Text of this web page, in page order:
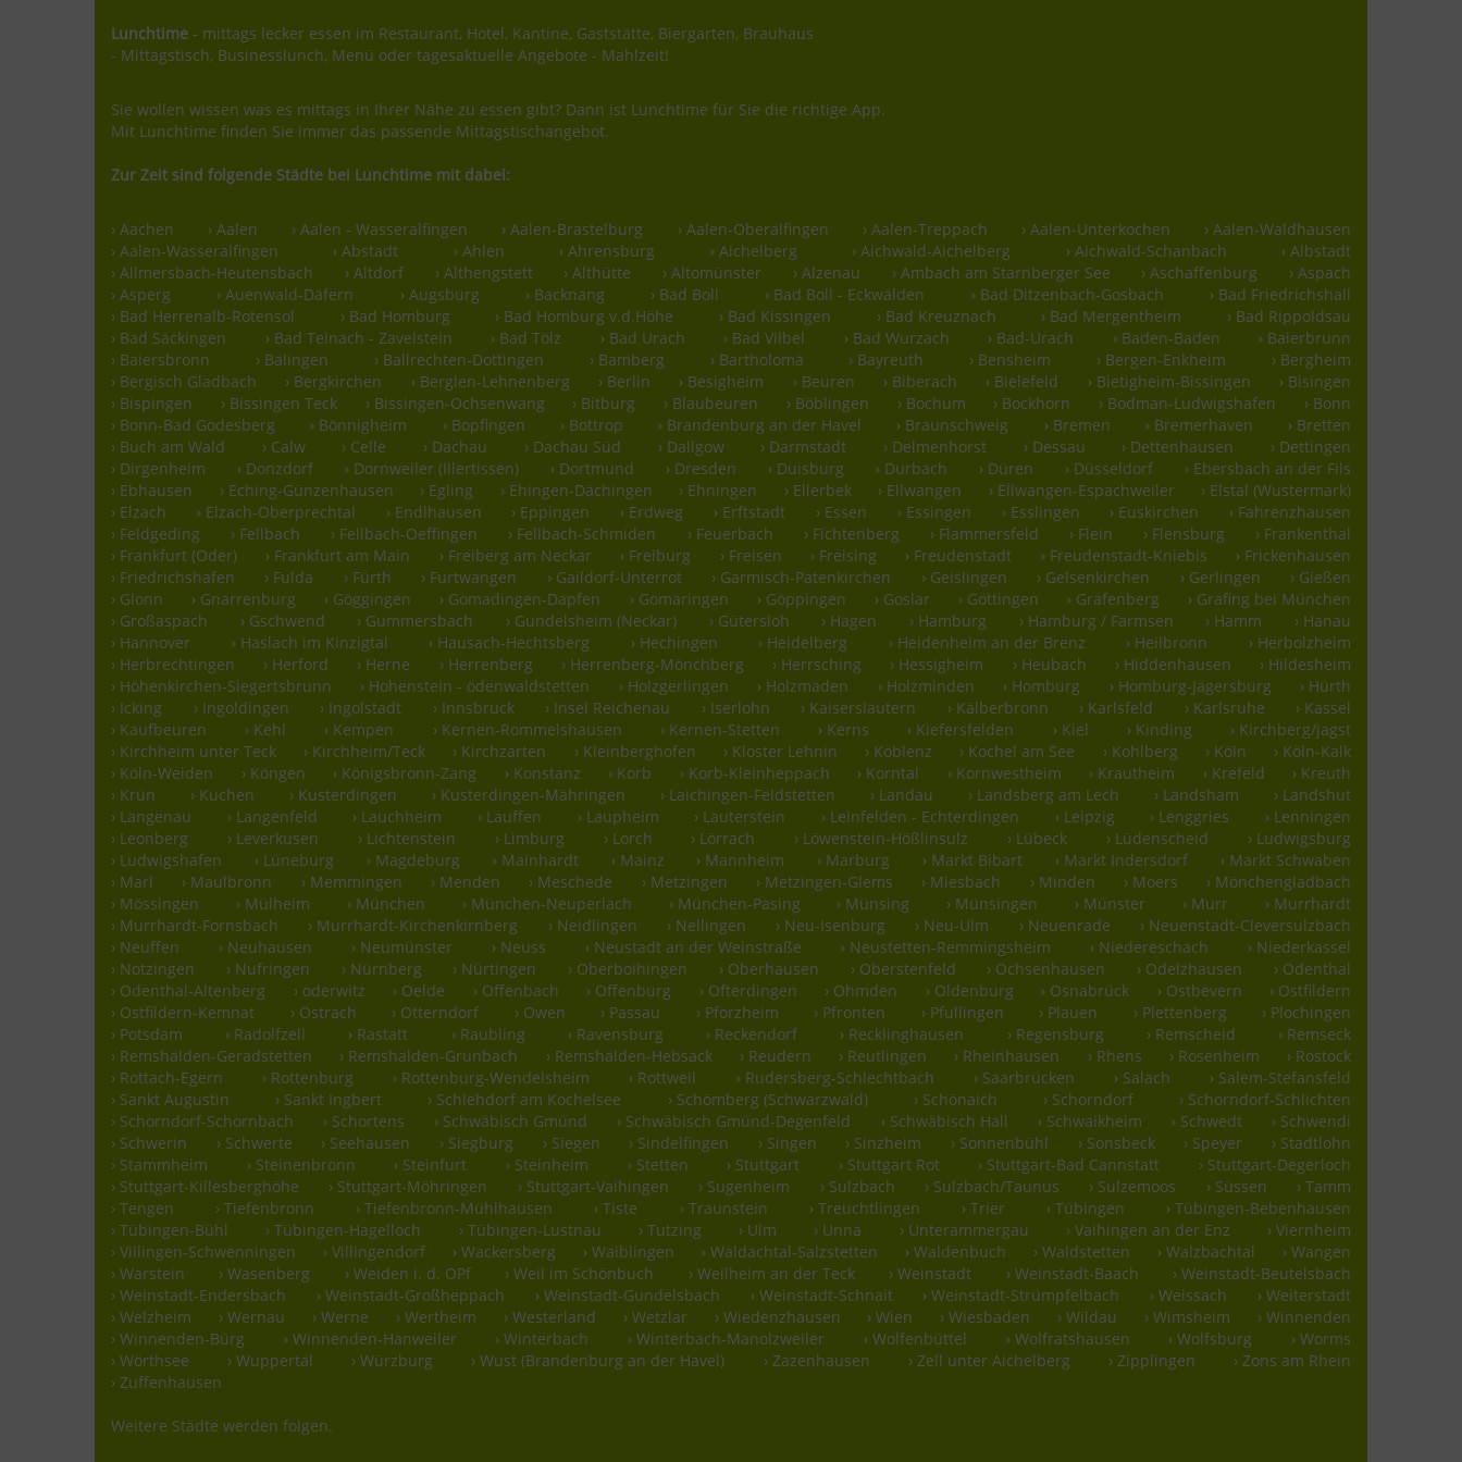
Lunchtime - mittags lecker essen im Restaurant, Hotel, Kantine, Gaststätte, Biergarten, Brauhaus
- Mittagstisch, Businesslunch, Menü oder tagesaktuelle Angebote - Mahlzeit!
Sie wollen wissen was es mittags in Ihrer Nähe zu essen gibt? Dann ist Lunchtime für Sie die richtige App.
Mit Lunchtime finden Sie immer das passende Mittagstischangebot.
Zur Zeit sind folgende Städte bei Lunchtime mit dabei:
› Aachen › Aalen › Aalen - Wasseralfingen › Aalen-Brastelburg › Aalen-Oberalfingen › Aalen-Treppach › Aalen-Unterkochen
› Aalen-Waldhausen
› Aalen-Wasseralfingen
› Abstadt › Ahlen › Ahrensburg › Aichelberg › Aichwald-Aichelberg › Aichwald-Schanbach
› Albstadt
› Allmersbach-Heutensbach
› Altdorf › Althengstett › Althütte › Altomünster › Alzenau › Ambach am Starnberger See › Aschaffenburg
› Aspach
› Asperg
› Auenwald-Däfern › Augsburg › Backnang › Bad Boll › Bad Boll - Eckwälden › Bad Ditzenbach-Gosbach
› Bad Friedrichshall
› Bad Herrenalb-Rotensol
› Bad Homburg › Bad Homburg v.d.Höhe › Bad Kissingen › Bad Kreuznach › Bad Mergentheim
› Bad Rippoldsau
› Bad Säckingen
› Bad Teinach - Zavelstein › Bad Tölz › Bad Urach › Bad Vilbel › Bad Wurzach › Bad-Urach › Baden-Baden
› Baierbrunn
› Baiersbronn
› Balingen › Ballrechten-Dottingen › Bamberg › Bartholomä › Bayreuth › Bensheim › Bergen-Enkheim
› Bergheim
› Bergisch Gladbach
› Bergkirchen › Berglen-Lehnenberg › Berlin › Besigheim › Beuren › Biberach › Bielefeld › Bietigheim-Bissingen
› Bisingen
› Bispingen
› Bissingen Teck › Bissingen-Ochsenwang › Bitburg › Blaubeuren › Böblingen › Bochum › Bockhorn › Bodman-Ludwigshafen
› Bonn
› Bonn-Bad Godesberg
› Bönnigheim › Bopfingen › Bottrop › Brandenburg an der Havel › Braunschweig › Bremen › Bremerhaven
› Bretten
› Buch am Wald
› Calw › Celle › Dachau › Dachau Süd › Dallgow › Darmstadt › Delmenhorst › Dessau › Dettenhausen
› Dettingen
› Dirgenheim
› Donzdorf › Dornweiler (Illertissen) › Dortmund › Dresden › Duisburg › Durbach › Düren › Düsseldorf
› Ebersbach an der Fils
› Ebhausen
› Eching-Günzenhausen › Egling › Ehingen-Dächingen › Ehningen › Ellerbek › Ellwangen › Ellwangen-Espachweiler
› Elstal (Wustermark)
› Elzach
› Elzach-Oberprechtal › Endlhausen › Eppingen › Erdweg › Erftstadt › Essen › Essingen › Esslingen › Euskirchen
› Fahrenzhausen
› Feldgeding
› Fellbach › Fellbach-Oeffingen › Fellbach-Schmiden › Feuerbach › Fichtenberg › Flammersfeld › Flein › Flensburg
› Frankenthal
› Frankfurt (Oder)
› Frankfurt am Main › Freiberg am Neckar › Freiburg › Freisen › Freising › Freudenstadt › Freudenstadt-Kniebis
› Frickenhausen
› Friedrichshafen
› Fulda › Fürth › Furtwangen › Gaildorf-Unterrot › Garmisch-Patenkirchen › Geislingen › Gelsenkirchen › Gerlingen
› Gießen
› Glonn
› Gnarrenburg › Göggingen › Gomadingen-Dapfen › Gomaringen › Göppingen › Goslar › Göttingen › Grafenberg
› Grafing bei München
› Großaspach
› Gschwend › Gummersbach › Gundelsheim (Neckar) › Gütersloh › Hagen › Hamburg › Hamburg / Farmsen › Hamm
› Hanau
› Hannover
› Haslach im Kinzigtal › Hausach-Hechtsberg › Hechingen › Heidelberg › Heidenheim an der Brenz › Heilbronn
› Herbolzheim
› Herbrechtingen
› Herford › Herne › Herrenberg › Herrenberg-Mönchberg › Herrsching › Hessigheim › Heubach › Hiddenhausen
› Hildesheim
› Höhenkirchen-Siegertsbrunn
› Hohenstein - ödenwaldstetten › Holzgerlingen › Holzmaden › Holzminden › Homburg › Homburg-Jägersburg
› Hürth
› Icking
› Ingoldingen › Ingolstadt › Innsbruck › Insel Reichenau › Iserlohn › Kaiserslautern › Kälberbronn › Karlsfeld › Karlsruhe
› Kassel
› Kaufbeuren
› Kehl › Kempen › Kernen-Rommelshausen › Kernen-Stetten › Kerns › Kiefersfelden › Kiel › Kinding
› Kirchberg/jagst
› Kirchheim unter Teck
› Kirchheim/Teck › Kirchzarten › Kleinberghofen › Kloster Lehnin › Koblenz › Kochel am See › Kohlberg › Köln
› Köln-Kalk
› Köln-Weiden
› Köngen › Königsbronn-Zang › Konstanz › Korb › Korb-Kleinheppach › Korntal › Kornwestheim › Krautheim › Krefeld
› Kreuth
› Krün
› Kuchen › Kusterdingen › Kusterdingen-Mähringen › Laichingen-Feldstetten › Landau › Landsberg am Lech › Landsham
› Landshut
› Langenau
› Langenfeld › Lauchheim › Lauffen › Laupheim › Lauterstein › Leinfelden - Echterdingen › Leipzig › Lenggries
› Lenningen
› Leonberg
› Leverkusen › Lichtenstein › Limburg › Lorch › Lörrach › Löwenstein-Hößlinsulz › Lübeck › Lüdenscheid
› Ludwigsburg
› Ludwigshafen
› Lüneburg › Magdeburg › Mainhardt › Mainz › Mannheim › Marburg › Markt Bibart › Markt Indersdorf
› Markt Schwaben
› Marl
› Maulbronn › Memmingen › Menden › Meschede › Metzingen › Metzingen-Glems › Miesbach › Minden › Moers
› Mönchengladbach
› Mössingen
› Mülheim › München › München-Neuperlach › München-Pasing › Münsing › Münsingen › Münster › Murr
› Murrhardt
› Murrhardt-Fornsbach
› Murrhardt-Kirchenkirnberg › Neidlingen › Nellingen › Neu-Isenburg › Neu-Ulm › Neuenrade
› Neuenstadt-Cleversulzbach
› Neuffen
› Neuhausen › Neumünster › Neuss › Neustadt an der Weinstraße › Neustetten-Remmingsheim › Niedereschach
› Niederkassel
› Notzingen
› Nufringen › Nürnberg › Nürtingen › Oberboihingen › Oberhausen › Oberstenfeld › Ochsenhausen › Odelzhausen
› Odenthal
› Odenthal-Altenberg
› oderwitz › Oelde › Offenbach › Offenburg › Ofterdingen › Ohmden › Oldenburg › Osnabrück › Ostbevern
› Ostfildern
› Ostfildern-Kemnat
› Ostrach › Otterndorf › Owen › Passau › Pforzheim › Pfronten › Pfullingen › Plauen › Plettenberg
› Plochingen
› Potsdam
› Radolfzell › Rastatt › Raubling › Ravensburg › Reckendorf › Recklinghausen › Regensburg › Remscheid
› Remseck
› Remshalden-Geradstetten
› Remshalden-Grunbach › Remshalden-Hebsack › Reudern › Reutlingen › Rheinhausen › Rhens › Rosenheim
› Rostock
› Rottach-Egern
› Rottenburg › Rottenburg-Wendelsheim › Rottweil › Rudersberg-Schlechtbach › Saarbrücken › Salach
› Salem-Stefansfeld
› Sankt Augustin
› Sankt Ingbert › Schlehdorf am Kochelsee › Schömberg (Schwarzwald) › Schönaich › Schorndorf
› Schorndorf-Schlichten
› Schorndorf-Schornbach
› Schortens › Schwäbisch Gmünd › Schwäbisch Gmünd-Degenfeld › Schwäbisch Hall › Schwaikheim › Schwedt
› Schwendi
› Schwerin
› Schwerte › Seehausen › Siegburg › Siegen › Sindelfingen › Singen › Sinzheim › Sonnenbühl › Sonsbeck › Speyer
› Stadtlohn
› Stammheim
› Steinenbronn › Steinfurt › Steinheim › Stetten › Stuttgart › Stuttgart Rot › Stuttgart-Bad Cannstatt
› Stuttgart-Degerloch
› Stuttgart-Killesberghöhe
› Stuttgart-Möhringen › Stuttgart-Vaihingen › Sugenheim › Sulzbach › Sulzbach/Taunus › Sulzemoos › Süssen
› Tamm
› Tengen
› Tiefenbronn › Tiefenbronn-Mühlhausen › Tiste › Traunstein › Treuchtlingen › Trier › Tübingen
› Tübingen-Bebenhausen
› Tübingen-Bühl
› Tübingen-Hagelloch › Tübingen-Lustnau › Tutzing › Ulm › Unna › Unterammergau › Vaihingen an der Enz
› Viernheim
› Villingen-Schwenningen
› Villingendorf › Wackersberg › Waiblingen › Waldachtal-Salzstetten › Waldenbuch › Waldstetten › Walzbachtal
› Wangen
› Warstein
› Wasenberg › Weiden i. d. OPf › Weil im Schönbuch › Weilheim an der Teck › Weinstadt › Weinstadt-Baach
› Weinstadt-Beutelsbach
› Weinstadt-Endersbach
› Weinstadt-Großheppach › Weinstadt-Gundelsbach › Weinstadt-Schnait › Weinstadt-Strümpfelbach › Weissach
› Weiterstadt
› Welzheim
› Wernau › Werne › Wertheim › Westerland › Wetzlar › Wiedenzhausen › Wien › Wiesbaden › Wildau › Wimsheim
› Winnenden
› Winnenden-Bürg
› Winnenden-Hanweiler › Winterbach › Winterbach-Manolzweiler › Wolfenbüttel › Wolfratshausen › Wolfsburg
› Worms
› Wörthsee
› Wuppertal › Würzburg › Wust (Brandenburg an der Havel) › Zazenhausen › Zell unter Aichelberg › Zipplingen
› Zons am Rhein
› Zuffenhausen
Weitere Städte werden folgen.